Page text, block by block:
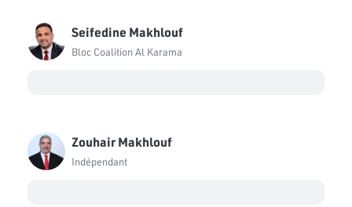
Seifedine Makhlouf
Bloc Coalition Al Karama
Zouhair Makhlouf
Indépendant